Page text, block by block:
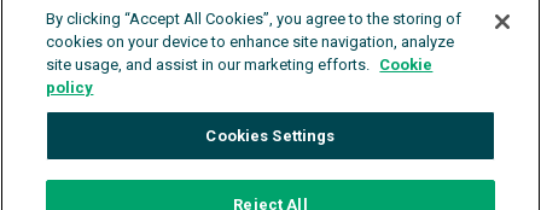
Integritetspolicy
Kommande Webinar & Utbildningar
Om oss
Villkor för fri frakt över 100.000 kr
Våra leverantörer
SOCIALA MEDIER
By clicking “Accept All Cookies”, you agree to the storing of
cookies on your device to enhance site navigation, analyze
site usage, and assist in our marketing efforts. Cookie
policy
Cookies Settings
Reject All